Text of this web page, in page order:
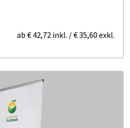
ab € 42,72 inkl. /€ 35,60 exkl.